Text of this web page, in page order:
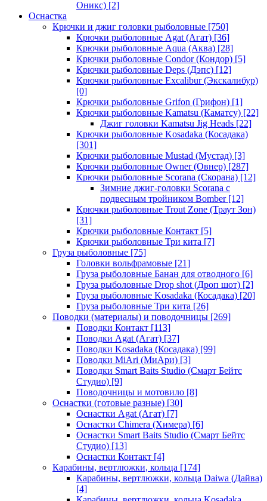
Оникс) [2]
Оснастка
Крючки и джиг головки рыболовные [750]
Крючки рыболовные Agat (Агат) [36]
Крючки рыболовные Aqua (Аква) [28]
Крючки рыболовные Condor (Кондор) [5]
Крючки рыболовные Deps (Дэпс) [12]
Крючки рыболовные Excalibur (Экскалибур)
[0]
Крючки рыболовные Grifon (Грифон) [1]
Крючки рыболовные Kamatsu (Каматсу) [22]
Джиг головки Kamatsu Jig Heads [22]
Крючки рыболовные Kosadaka (Косадака)
[301]
Крючки рыболовные Mustad (Мустад) [3]
Крючки рыболовные Owner (Овнер) [287]
Крючки рыболовные Scorana (Скорана) [12]
Зимние джиг-головки Scorana с
подвесным тройником Bomber[12]
Крючки рыболовные Trout Zone (Траут Зон)
[31]
Крючки рыболовные Контакт [5]
Крючки рыболовные Три кита [7]
Груза рыболовные [75]
Головки вольфрамовые [21]
Груза рыболовные Банан для отводного [6]
Груза рыболовные Drop shot (Дроп шот) [2]
Груза рыболовные Kosadaka (Косадака) [20]
Груза рыболовные Три кита [26]
Поводки (материалы) и поводочницы [269]
Поводки Контакт [113]
Поводки Agat (Агат) [37]
Поводки Kosadaka (Косадака) [99]
Поводки MiAri (МиАри) [3]
Поводки Smart Baits Studio (Смарт Бейтс
Студио) [9]
Поводочницы и мотовило [8]
Оснастки (готовые разные) [30]
Оснастки Agat (Агат) [7]
Оснастки Chimera (Химера) [6]
Оснастки Smart Baits Studio (Смарт Бейтс
Студио) [13]
Оснастки Контакт [4]
Карабины, вертлюжки, кольца [174]
Карабины, вертлюжки, кольца Daiwa (Дайва)
[4]